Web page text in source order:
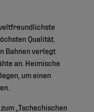
Qualität.
Bahnen verlegt
an. Heimische
um einen
„Tschechischen